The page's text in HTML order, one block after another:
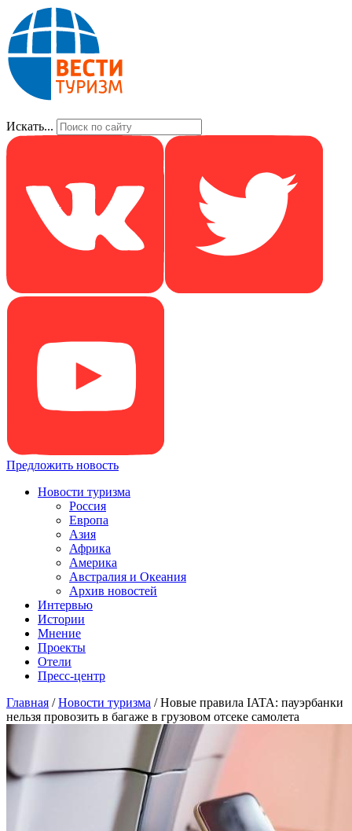
Искать...
Предложить новость
Новости туризма
Россия
Европа
Азия
Африка
Америка
Австралия и Океания
Архив новостей
Интервью
Истории
Мнение
Проекты
Отели
Пресс-центр
Главная /Новости туризма /Новые правила IATA: пауэрбанки
нельзя провозить в багаже в грузовом отсеке самолета